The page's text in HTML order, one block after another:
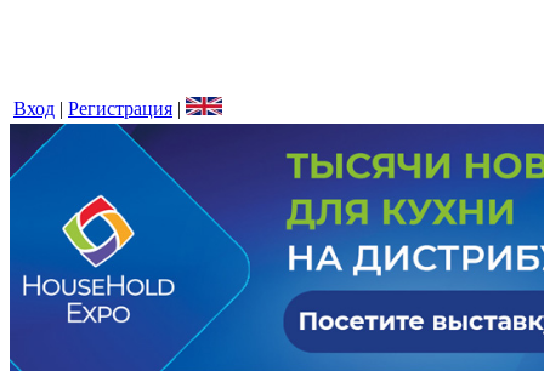
Вход | Регистрация |